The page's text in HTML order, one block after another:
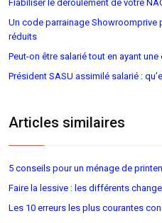
Fiabiliser le déroulement de votre
Un code parrainage Showroomprive
réduits
Peut-on être salarié tout en ayant
Président SASU assimilé salarié :
Articles similaires
5 conseils pour un ménage de
Faire la lessive : les différents
Les 10 erreurs les plus courantes